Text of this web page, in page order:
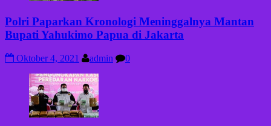
Polri Paparkan Kronologi Meninggalnya Mantan
Bupati Yahukimo Papua di Jakarta
Oktober 4, 2021 admin 0